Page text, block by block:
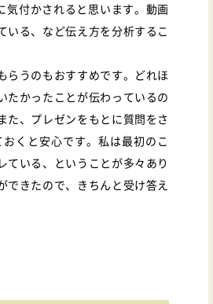
気付かされると思います。動画
いる、など伝え方を分析するこ
らうのもおすすめです。どれほ
たかったことが伝わっているの
た、プレゼンをもとに質問をさ
くと安心です。私は最初のこ
いる、ということが多々あり
きたので、きちんと受け答え